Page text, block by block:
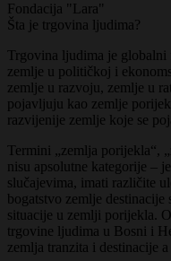
Fondacija "Lara"
Šta je trgovina ljudima?
Trgovina ljudima je
zemlje u političkoj i
zemlje u razvoju, zemlje u
pojavljuju kao zemlje
razvijenije zemlje koje se
Termini „zemlja porijekla“,
nisu apsolutne kategorije –
slučajevima, imati različite
bogatstvo zemlje destinacije
situacije u zemlji porijekla.
trgovine ljudima u Bosni i
zemlja tranzita i destinacije